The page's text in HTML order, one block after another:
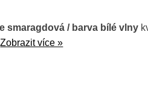
smaragdová / barva bílé vlny
Zobrazit více »